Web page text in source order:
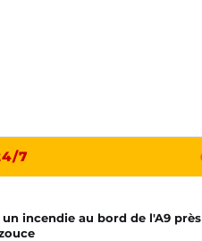
7
un incendie au bord de l'A9 près